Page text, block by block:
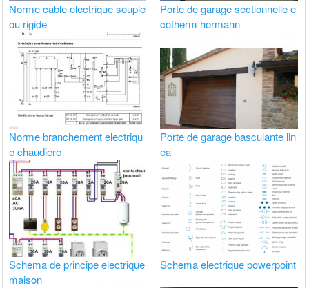
Norme cable electrique souple
ou rigide
Porte de garage sectionnelle e
cotherm hormann
Norme branchement electriqu
e chaudiere
Porte de garage basculante lin
ea
Schema de principe electrique
maison
Schema electrique powerpoint